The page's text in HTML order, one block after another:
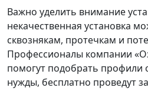
Важно уделить внимание
некачественная установка
сквознякам, протечкам и
Профессионалы компании
помогут подобрать профили
нужды, бесплатно проведут